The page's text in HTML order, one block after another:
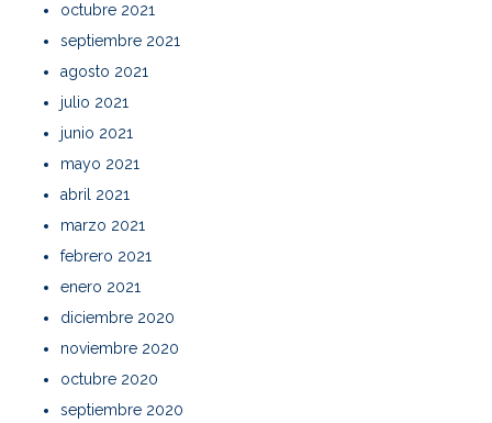
octubre 2021
septiembre 2021
agosto 2021
julio 2021
junio 2021
mayo 2021
abril 2021
marzo 2021
febrero 2021
enero 2021
diciembre 2020
noviembre 2020
octubre 2020
septiembre 2020